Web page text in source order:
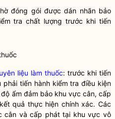
đóng gói được dán nhãn bảo
tra chất lượng trước khi tiến
liệu làm thuốc: trước khi tiến
tiến hành kiểm tra điều kiện
ẩm đảm bảo khu vực cân, cấp
quả thực hiện chính xác. Các
cân và cấp phát tại khu vực vô